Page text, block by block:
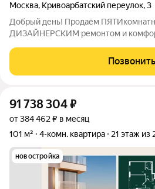
Москва, Кривоарбатский переулок,3
Добрый день! Продаём
ДИЗАЙНЕРСКИМ ремонтом и
Арбатская и 17 минутах пешком до м.
Кремля! Готовый арендный бизнес
Позвонить
91 738 304₽
от 384 462 ₽ в месяц
101 м²
4-комн. квартира 21 этаж из
новостройка